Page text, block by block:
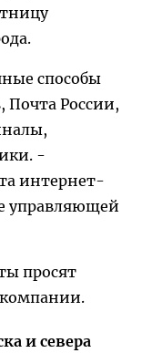
способы
Почта России,
-
интернет-
управляющей
просят
и севера